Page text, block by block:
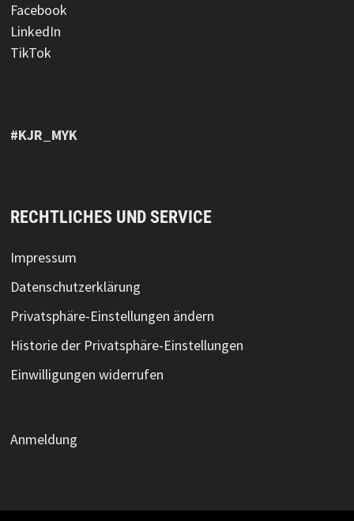
Facebook
LinkedIn
TikTok
#KJR_MYK
RECHTLICHES UND SERVICE
Impressum
Datenschutzerklärung
Privatsphäre-Einstellungen ändern
Historie der Privatsphäre-Einstellungen
Einwilligungen widerrufen
Anmeldung